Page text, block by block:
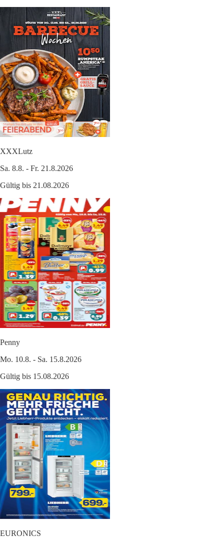
XXXLutz
Sa. 8.8. - Fr. 21.8.2026
Gültig bis 21.08.2026
Penny
Mo. 10.8. - Sa. 15.8.2026
Gültig bis 15.08.2026
EURONICS